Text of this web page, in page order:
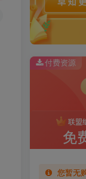
付费资源
联盟
免
您暂无